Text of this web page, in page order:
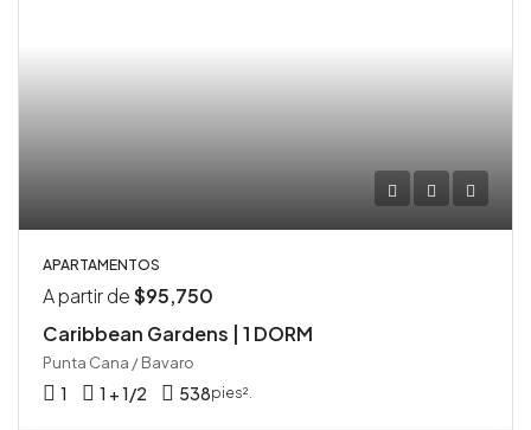
APARTAMENTOS
A partir de$95,750
Caribbean Gardens | 1 DORM
Punta Cana / Bavaro
1 1 + 1/2 538pies².